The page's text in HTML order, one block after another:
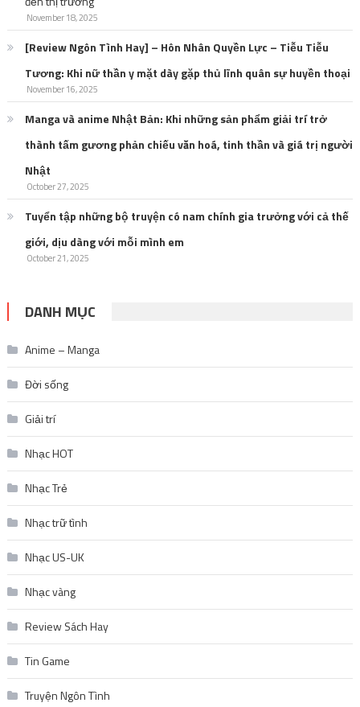
November 18, 2025
[Review Ngôn Tình Hay] – Hôn Nhân Quyền Lực – Tiễu Tiễu
Tương: Khi nữ thần y mặt dày gặp thủ lĩnh quân sự huyền thoại
November 16, 2025
Manga và anime Nhật Bản: Khi những sản phẩm giải trí trở
thành tấm gương phản chiếu văn hoá, tinh thần và giá trị người
Nhật
October 27, 2025
Tuyển tập những bộ truyện có nam chính gia trưởng với cả thế
giới, dịu dàng với mỗi mình em
October 21, 2025
DANH MỤC
Anime – Manga
Đời sống
Giải trí
Nhạc HOT
Nhạc Trẻ
Nhạc trữ tình
Nhạc US-UK
Nhạc vàng
Review Sách Hay
Tin Game
Truyện Ngôn Tình